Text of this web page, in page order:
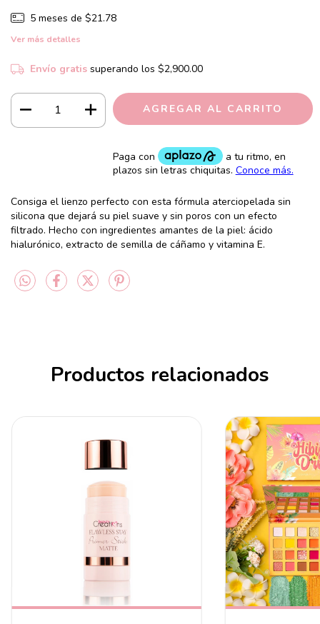
5 meses de $21.78
Ver más detalles
Envío gratis superando los $2,900.00
Consiga el lienzo perfecto con esta fórmula aterciopelada sin
silicona que dejará su piel suave y sin poros con un efecto
filtrado. Hecho con ingredientes amantes de la piel: ácido
hialurónico, extracto de semilla de cáñamo y vitamina E.
Productos relacionados